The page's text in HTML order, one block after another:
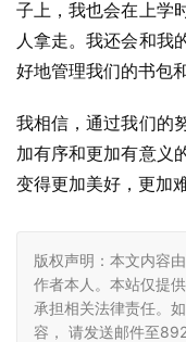
子上，我也会在上学
人拿走。我还会和我
好地管理我们的书包
我相信，通过我们的
加有序和更加有意义
变得更加美好，更加难
版权声明：本文内容
作者本人。本站仅提
承担相关法律责任。
容， 请发送邮件至